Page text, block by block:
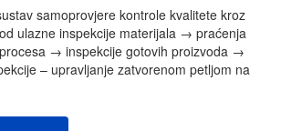
samoprovjere kontrole kvalitete kroz
ulazne inspekcije materijala → praćenja
→ inspekcije gotovih proizvoda →
– upravljanje zatvorenom petljom na